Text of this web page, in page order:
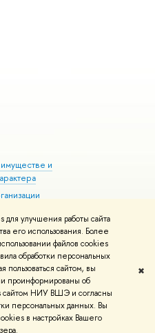
улучшения работы сайта
его использования. Более
файлов cookies
обработки персональных
пользоваться сайтом, вы
проинформированы об
сайтом НИУ ВШЭ и согласны
персональных данных. Вы
в настройках Вашего
✖
и
здоровья
Условия использования
Карта сайта
вШколе дизайна НИУ ВШЭ